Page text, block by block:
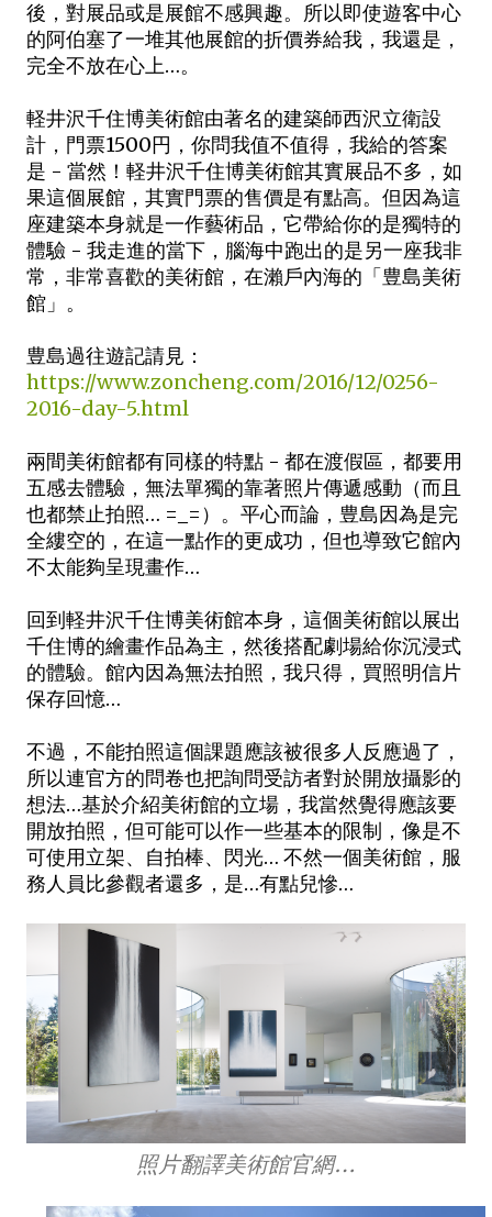
後，對展品或是展館不感興趣。所以即使遊客中心
的阿伯塞了一堆其他展館的折價券給我，我還是，
完全不放在心上…。
軽井沢千住博美術館由著名的建築師西沢立衛設
計，門票1500円，你問我值不值得，我給的答案
是 - 當然！軽井沢千住博美術館其實展品不多，如
果這個展館，其實門票的售價是有點高。但因為這
座建築本身就是一作藝術品，它帶給你的是獨特的
體驗 - 我走進的當下，腦海中跑出的是另一座我非
常，非常喜歡的美術館，在瀨戶內海的「豊島美術
館」。
豊島過往遊記請見：
https://www.zoncheng.com/2016/12/0256-
2016-day-5.html
兩間美術館都有同樣的特點 - 都在渡假區，都要用
五感去體驗，無法單獨的靠著照片傳遞感動（而且
也都禁止拍照… =_=）。平心而論，豊島因為是完
全縷空的，在這一點作的更成功，但也導致它館內
不太能夠呈現畫作…
回到軽井沢千住博美術館本身，這個美術館以展出
千住博的繪畫作品為主，然後搭配劇場給你沉浸式
的體驗。館內因為無法拍照，我只得，買照明信片
保存回憶…
不過，不能拍照這個課題應該被很多人反應過了，
所以連官方的問卷也把詢問受訪者對於開放攝影的
想法…基於介紹美術館的立場，我當然覺得應該要
開放拍照，但可能可以作一些基本的限制，像是不
可使用立架、自拍棒、閃光… 不然一個美術館，服
務人員比參觀者還多，是…有點兒慘…
照片翻譯美術館官網…